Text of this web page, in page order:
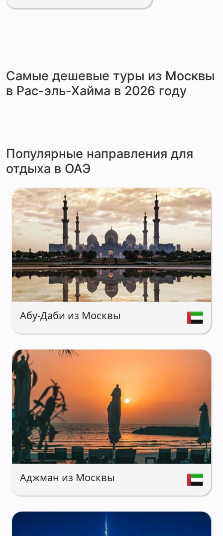
Самые дешевые туры из Москвы
в Рас-эль-Хайма в 2026 году
Популярные направления для
отдыха в ОАЭ
Абу‑Даби из Москвы
Аджман из Москвы